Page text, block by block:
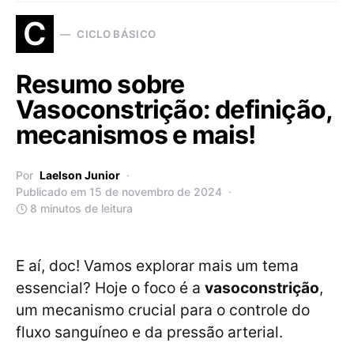
C CICLO BÁSICO
Resumo sobre
Vasoconstrição: definição,
mecanismos e mais!
Por Laelson Junior
Publicado em 15 de novembro de 2024
8 minutos de leitura
E aí, doc! Vamos explorar mais um tema
essencial? Hoje o foco é a vasoconstrição,
um mecanismo crucial para o controle do
fluxo sanguíneo e da pressão arterial.